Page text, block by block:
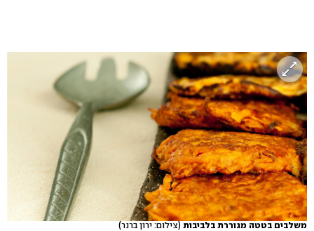
משלבים בטטה מגוררת בלביבות (צילום: ירון ברנר)